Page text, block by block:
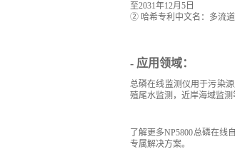
至2031年12月5日
② 哈希专利中文名：多流道
- 应用领域：
总磷在线监测仪用于污染
殖尾水监测，近岸海域监测
了解更多NP5800总磷在线
专属解决方案。